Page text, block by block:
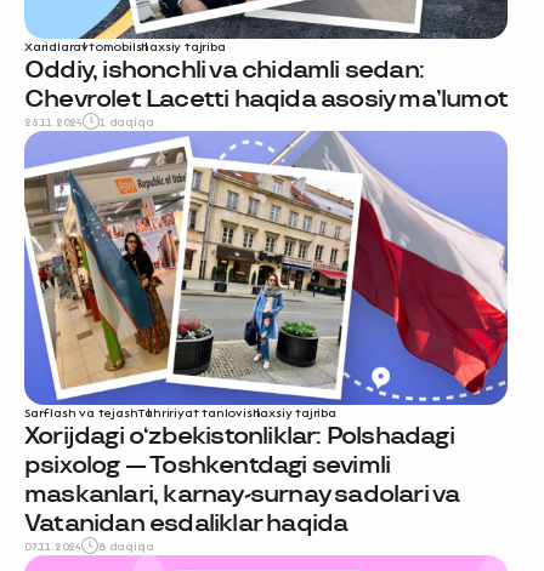
Xaridlaravtomobilshaxsiy tajriba
Oddiy, ishonchli va chidamli sedan:
Chevrolet Lacetti haqida asosiy ma’lumot
25.11.2024 1 daqiqa
Sarflash va tejashTahririyat tanlovishaxsiy tajriba
Xorijdagi o‘zbekistonliklar: Polshadagi
psixolog — Toshkentdagi sevimli
maskanlari, karnay-surnay sadolari va
Vatanidan esdaliklar haqida
07.11.2024 8 daqiqa